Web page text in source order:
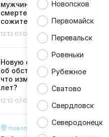
Новопсков
Первомайск
Перевальск
Ровеньки
Рубежное
Сватово
Свердловск
Северодонецк
мужчине, причинившему
смертельные травмы
сожительнице
12:13 07.08.26 Общество
Новую систему оповещения
об обстрелах создадут в ЛНР:
что изменится уже через пару
лет?
12:10 07.08.26 Жизнь
Новопсков